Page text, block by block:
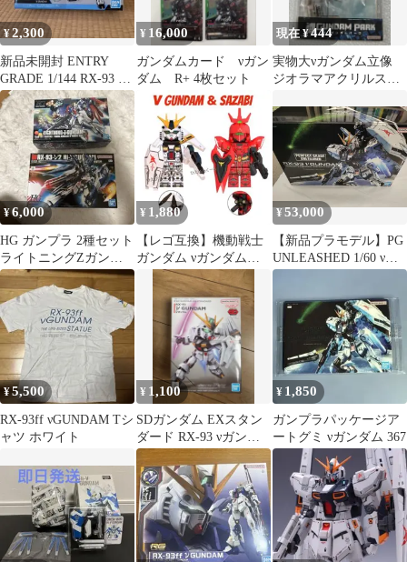
¥2,300
新品未開封 ENTRY
GRADE 1/144 RX-93 ν
ガンダム ガンプラ
¥ 16,000
ガンダムカード νガン
ダム R+ 4枚セット
現在 ¥444
実物大νガンダム立像
ジオラマアクリルスタ
¥6,000
HG ガンプラ 2種セット
ライトニングZガンダ
ム Hi-νガンダム
¥ 1,880
【レゴ互換】機動戦士
ガンダム νガンダム＆
サザビー 2体セット 新
¥53,000
【新品プラモデル】PG
UNLEASHED 1/60 νガ
ンダム プラモデル
¥5,500
RX-93ff νGUNDAM Tシ
ャツ ホワイト
¥ 1,100
SDガンダム EXスタン
ダード RX-93 νガンダ
ム ガンプラ 未組立
¥ 1,850
ガンプラパッケージア
ートグミ νガンダム 367